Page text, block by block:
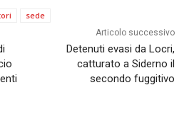
sede
Articolo successivo
Detenuti evasi da Locri,
catturato a Siderno il
secondo fuggitivo